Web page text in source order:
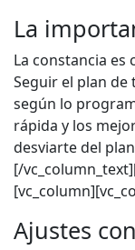
La
La constancia es
Seguir el plan de
según lo
rápida y los
desviarte del
[/
Ajustes